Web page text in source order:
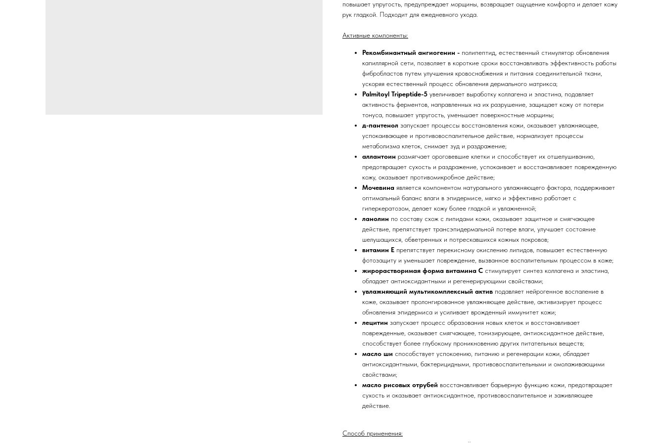
повышает упругость, предупреждает морщины, возвращает ощущение комфорта и делает кожу
рук гладкой. Подходит для ежедневного ухода.
Активные компоненты:
Рекомбинантный ангиогенин - полипептид, естественный стимулятор обновления
капиллярной сети, позволяет в короткие сроки восстанавливать эффективность работы
фибробластов путем улучшения кровоснабжения и питания соединительной ткани,
ускоряя естественный процесс обновления дермального матрикса;
Palmitoyl Tripeptide-5 увеличивает выработку коллагена и эластина, подавляет
активность ферментов, направленных на их разрушение, защищает кожу от потери
тонуса, повышает упругость, уменьшает поверхностные морщины;
д-пантенол запускает процессы восстановления кожи, оказывает увлажняющее,
успокаивающее и противовоспалительное действие, нормализует процессы
метаболизма клеток, снимает зуд и раздражение;
аллантоин размягчает ороговевшие клетки и способствует их отшелушиванию,
предотвращает сухость и раздражение, успокаивает и восстанавливает поврежденную
кожу, оказывает противомикробное действие;
Мочевина является компонентом натурального увлажняющего фактора, поддерживает
оптимальный баланс влаги в эпидермисе, мягко и эффективно работает с
гиперкератозом, делает кожу более гладкой и увлажненной;
ланолин по составу схож с липидами кожи, оказывает защитное и смягчающее
действие, препятствует трансэпидермальной потере влаги, улучшает состояние
шелушащихся, обветренных и потрескавшихся кожных покровов;
витамин Е препятствует перекисному окислению липидов, повышает естественную
фотозащиту и уменьшает повреждение, вызванное воспалительным процессом в коже;
жирорастворимая форма витамина С стимулирует синтез коллагена и эластина,
обладает антиоксидантными и регенерирующими свойствами;
увлажняющий мультикомплексный актив подавляет нейрогенное воспаление в
коже, оказывает пролонгированное увлажняющее действие, активизирует процесс
обновления эпидермиса и усиливает врожденный иммунитет кожи;
лецитин запускает процесс образования новых клеток и восстанавливает
поврежденные, оказывает смягчающее, тонизирующее, антиоксидантное действие,
способствует более глубокому проникновению других питательных веществ;
масло ши способствует успокоению, питанию и регенерации кожи, обладает
антиоксидантными, бактерицидными, противовоспалительными и омолаживающими
свойствами;
масло рисовых отрубей восстанавливает барьерную функцию кожи, предотвращает
сухость и оказывает антиоксидантное, противовоспалительное и заживляющее
действие.
Способ применения: